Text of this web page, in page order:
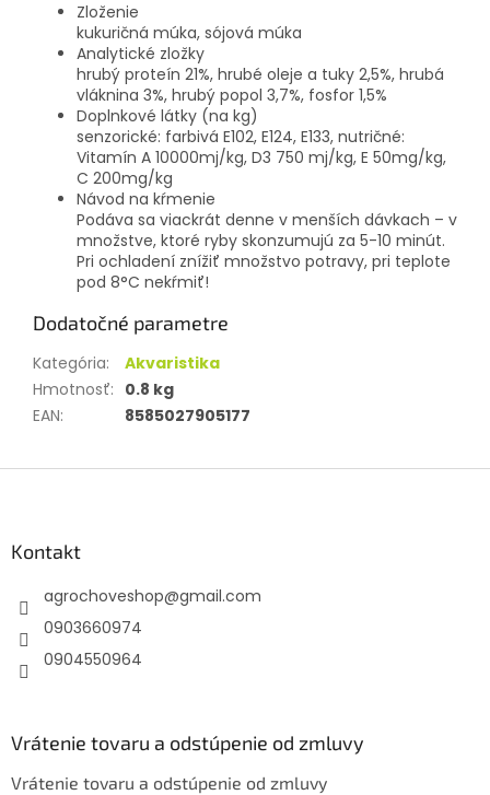
Zloženie
kukuričná múka, sójová múka
Analytické zložky
hrubý proteín 21%, hrubé oleje a tuky 2,5%, hrubá
vláknina 3%, hrubý popol 3,7%, fosfor 1,5%
Doplnkové látky (na kg)
senzorické: farbivá E102, E124, E133, nutričné:
Vitamín A 10000mj/kg, D3 750 mj/kg, E 50mg/kg,
C 200mg/kg
Návod na kŕmenie
Podáva sa viackrát denne v menších dávkach – v
množstve, ktoré ryby skonzumujú za 5-10 minút.
Pri ochladení znížiť množstvo potravy, pri teplote
pod 8°C nekŕmiť!
Dodatočné parametre
Kategória:
Akvaristika
Hmotnosť: 0.8 kg
EAN: 8585027905177
Kontakt
agrochoveshop@gmail.com
0903660974
0904550964
Vrátenie tovaru a odstúpenie od zmluvy
Vrátenie tovaru a odstúpenie od zmluvy